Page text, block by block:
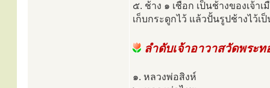
๕. ช้าง ๑ เชือก เป็นช้างของเจ้า
เก็บกระดูกไว้ แล้วปั้นรูปช้างไว้เ
ลำดับเจ้าอาวาสวัดพระท
๑. หลวงพ่อสิงห์